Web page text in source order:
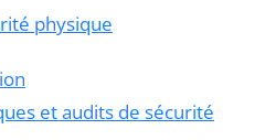
physique
et audits de sécurité